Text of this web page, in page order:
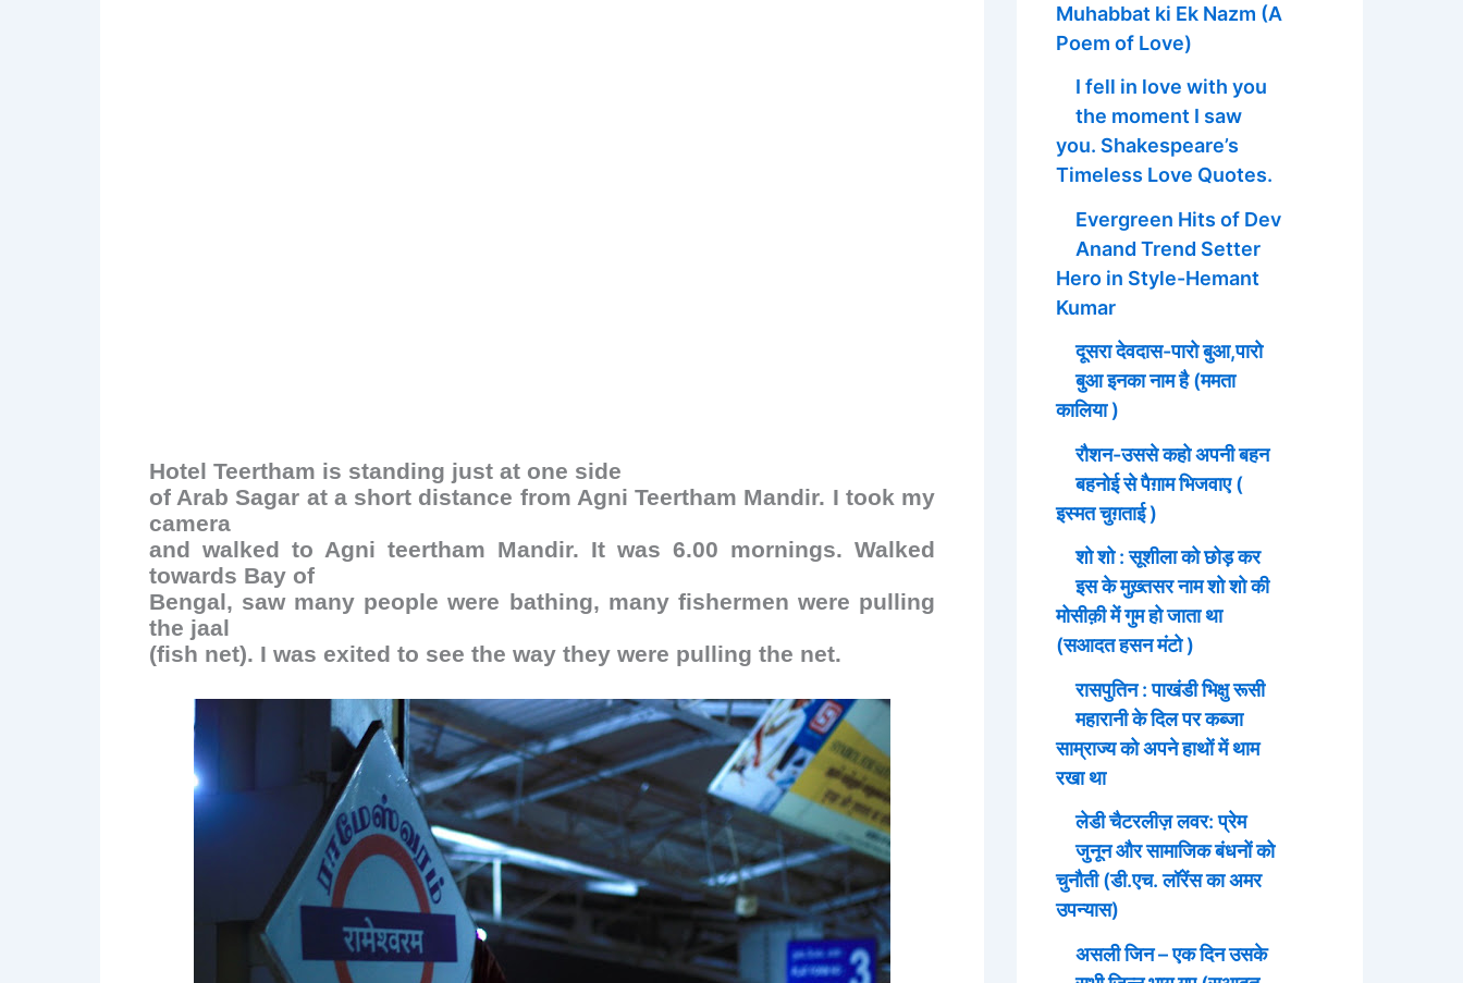
Hotel Teertham is standing just at one side
of Arab Sagar at a short distance from Agni Teertham Mandir. I took my
camera
and walked to Agni teertham Mandir. It was 6.00 mornings. Walked
towards Bay of
Bengal, saw many people were bathing, many fishermen were pulling
the jaal
(fish net). I was exited to see the way they were pulling the net.
Muhabbat ki Ek Nazm (A
Poem of Love)
I fell in love with you
the moment I saw
you. Shakespeare’s
Timeless Love Quotes.
Evergreen Hits of Dev
Anand Trend Setter
Hero in Style-Hemant
Kumar
दूसरा देवदास-पारो बुआ,पारो
बुआ इनका नाम है (ममता
कालिया )
रौशन-उससे कहो अपनी बहन
बहनोई से पैग़ाम भिजवाए (
इस्मत चुग़ताई )
शो शो : सूशीला को छोड़ कर
इस के मुख़्तसर नाम शो शो की
मोसीक़ी में गुम हो जाता था
(सआदत हसन मंटो )
रासपुतिन : पाखंडी भिक्षु रूसी
महारानी के दिल पर कब्जा
साम्राज्य को अपने हाथों में थाम
रखा था
लेडी चैटरलीज़ लवर: प्रेम
जुनून और सामाजिक बंधनों को
चुनौती (डी.एच. लॉरेंस का अमर
उपन्यास)
असली जिन – एक दिन उसके